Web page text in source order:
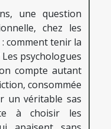
une question
chez les
comment tenir la
psychologues
compte autant
consommée
un véritable sas
à choisir les